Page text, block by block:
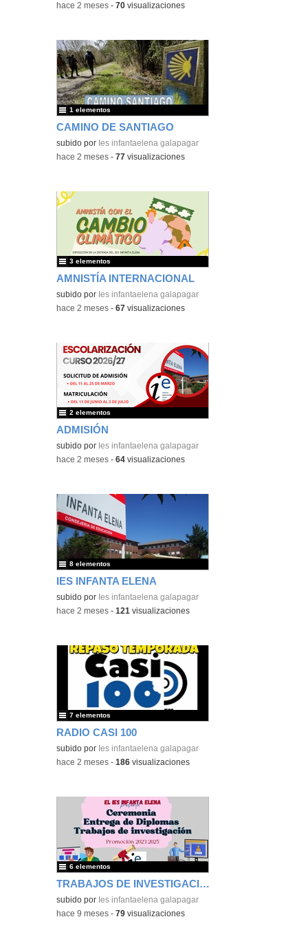
-hace 2 meses -70 visualizaciones
CAMINO DE SANTIAGO
subido por Ies infantaelena galapagar
1 elementos
-hace 2 meses -77 visualizaciones
AMNISTÍA INTERNACIONAL
subido por Ies infantaelena galapagar
3 elementos
-hace 2 meses -67 visualizaciones
ADMISIÓN
subido por Ies infantaelena galapagar
2 elementos
-hace 2 meses -64 visualizaciones
IES INFANTA ELENA
subido por Ies infantaelena galapagar
8 elementos
-hace 2 meses -121 visualizaciones
RADIO CASI 100
subido por Ies infantaelena galapagar
7 elementos
-hace 2 meses -186 visualizaciones
TRABAJOS DE INVESTIGACIÓN EN BACHILLERATO
subido por Ies infantaelena galapagar
6 elementos
-hace 9 meses -79 visualizaciones